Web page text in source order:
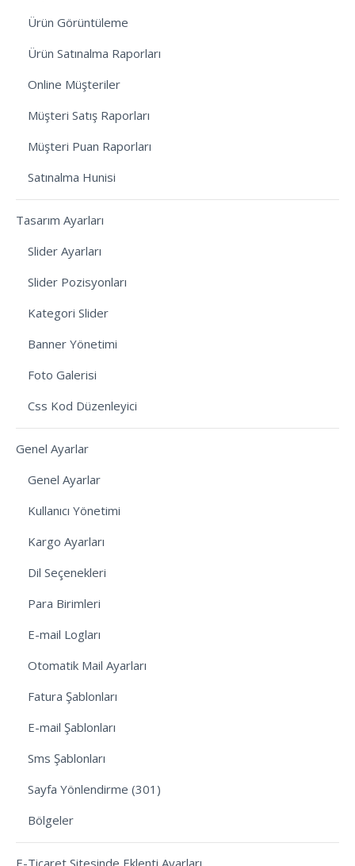
Ürün Görüntüleme
Ürün Satınalma Raporları
Online Müşteriler
Müşteri Satış Raporları
Müşteri Puan Raporları
Satınalma Hunisi
Tasarım Ayarları
Slider Ayarları
Slider Pozisyonları
Kategori Slider
Banner Yönetimi
Foto Galerisi
Css Kod Düzenleyici
Genel Ayarlar
Genel Ayarlar
Kullanıcı Yönetimi
Kargo Ayarları
Dil Seçenekleri
Para Birimleri
E-mail Logları
Otomatik Mail Ayarları
Fatura Şablonları
E-mail Şablonları
Sms Şablonları
Sayfa Yönlendirme (301)
Bölgeler
E-Ticaret Sitesinde Eklenti Ayarları